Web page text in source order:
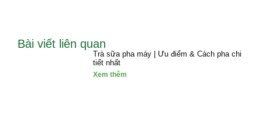
Bài viết liên quan
Trà sữa pha máy | Ưu điểm & Cách pha chi
tiết nhất
Xem thêm